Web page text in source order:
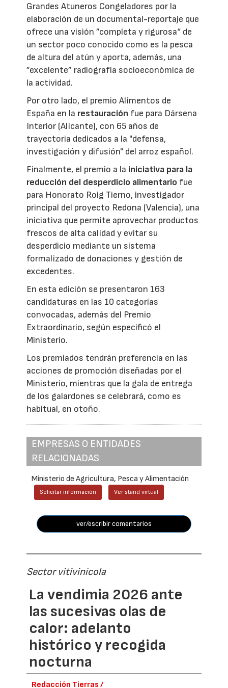
Grandes Atuneros Congeladores por la
elaboración de un documental-reportaje que
ofrece una visión ”completa y rigurosa“ de
un sector poco conocido como es la pesca
de altura del atún y aporta, además, una
”excelente” radiografía socioeconómica de
la actividad.
Por otro lado, el premio Alimentos de
España en la restauración fue para Dársena
Interior (Alicante), con 65 años de
trayectoria dedicados a la "defensa,
investigación y difusión" del arroz español.
Finalmente, el premio a la iniciativa para la
reducción del desperdicio alimentario fue
para Honorato Roig Tierno, investigador
principal del proyecto Redona (Valencia), una
iniciativa que permite aprovechar productos
frescos de alta calidad y evitar su
desperdicio mediante un sistema
formalizado de donaciones y gestión de
excedentes.
En esta edición se presentaron 163
candidaturas en las 10 categorías
convocadas, además del Premio
Extraordinario, según especificó el
Ministerio.
Los premiados tendrán preferencia en las
acciones de promoción diseñadas por el
Ministerio, mientras que la gala de entrega
de los galardones se celebrará, como es
habitual, en otoño.
EMPRESAS O ENTIDADES
RELACIONADAS
Ministerio de Agricultura, Pesca y Alimentación
Solicitar información Ver stand virtual
ver/escribir comentarios
Sector vitivinícola
La vendimia 2026 ante
las sucesivas olas de
calor: adelanto
histórico y recogida
nocturna
Redacción Tierras /